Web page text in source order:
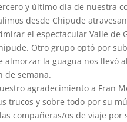
y último día de nuestra
desde Chipude
el espectacular Valle de
Otro grupo optó por
almorzar la guagua nos llevó
de semana.
agradecimiento a Fran
trucos y sobre todo por su
compañeras/os de viaje por